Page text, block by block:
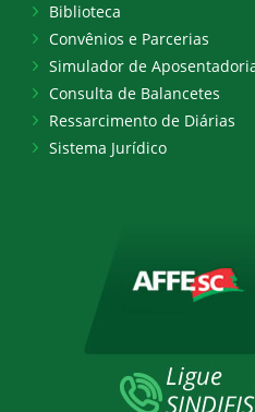
Biblioteca
Convênios e Parcerias
Simulador de
Consulta de Balancetes
Ressarcimento de Diárias
Sistema Jurídico